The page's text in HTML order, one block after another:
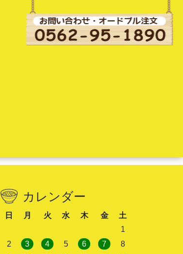
カレンダー
日 月 火 水 木 金
土
1
2
3 4 5 6 7
8